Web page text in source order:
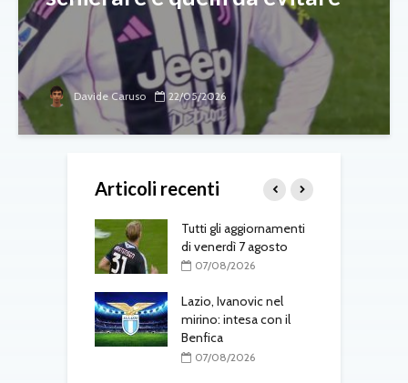
Davide Caruso 22/05/2026
Articoli recenti
Tutti gli aggiornamenti
di venerdì 7 agosto
07/08/2026
Lazio, Ivanovic nel
mirino: intesa con il
Benfica
07/08/2026